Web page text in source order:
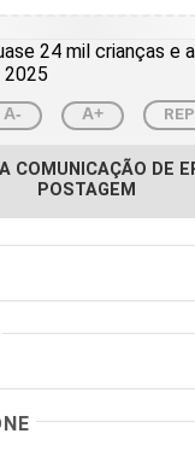
A- A+
COMUNICAÇÃO DE
POSTAGEM